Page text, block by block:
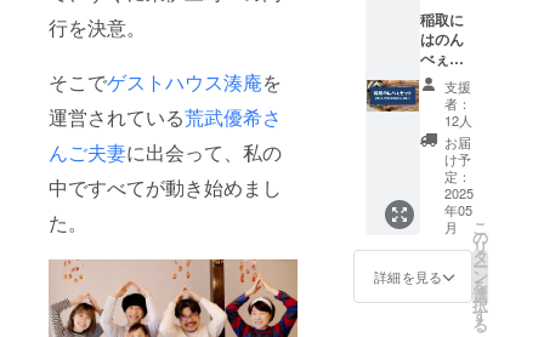
行を決意。
そこでゲストハウス湊庵を
運営されている荒武優希さ
んご夫妻に出会って、私の
中ですべてが動き始めまし
た。
泊予約
方法な
どは別
途ご連
絡させ
て頂き
ます。
繁忙期
など宿
泊日の
ご要望
に沿え
ない場
合がご
ざいま
品か
ら、私
が「お
いし
い！」
と思っ
た商品
を詰め
合わせ
てご自
宅にお
届けし
ます。
ご家族
稲取に
はのん
べぇに
はたま
らない
海産物
もたく
さんあ
り、特
に干物
や塩辛
など酒
の肴に
は事欠
きませ
ん。私
支援
者：
12人
お届
け予
定：
2025
年05
月
詳細を見る
こ
の
リ
タ
ー
ン
を
選
択
す
る